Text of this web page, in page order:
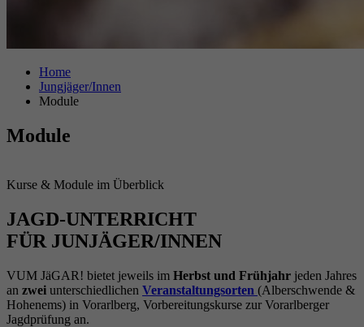
Home
Jungjäger/Innen
Module
Module
Kurse & Module im Überblick
JAGD-UNTERRICHT
FÜR JUNJÄGER/INNEN
VUM JäGAR! bietet jeweils im Herbst und Frühjahr jeden Jahres
an zwei unterschiedlichen Veranstaltungsorten (Alberschwende &
Hohenems) in Vorarlberg, Vorbereitungskurse zur Vorarlberger
Jagdprüfung an.